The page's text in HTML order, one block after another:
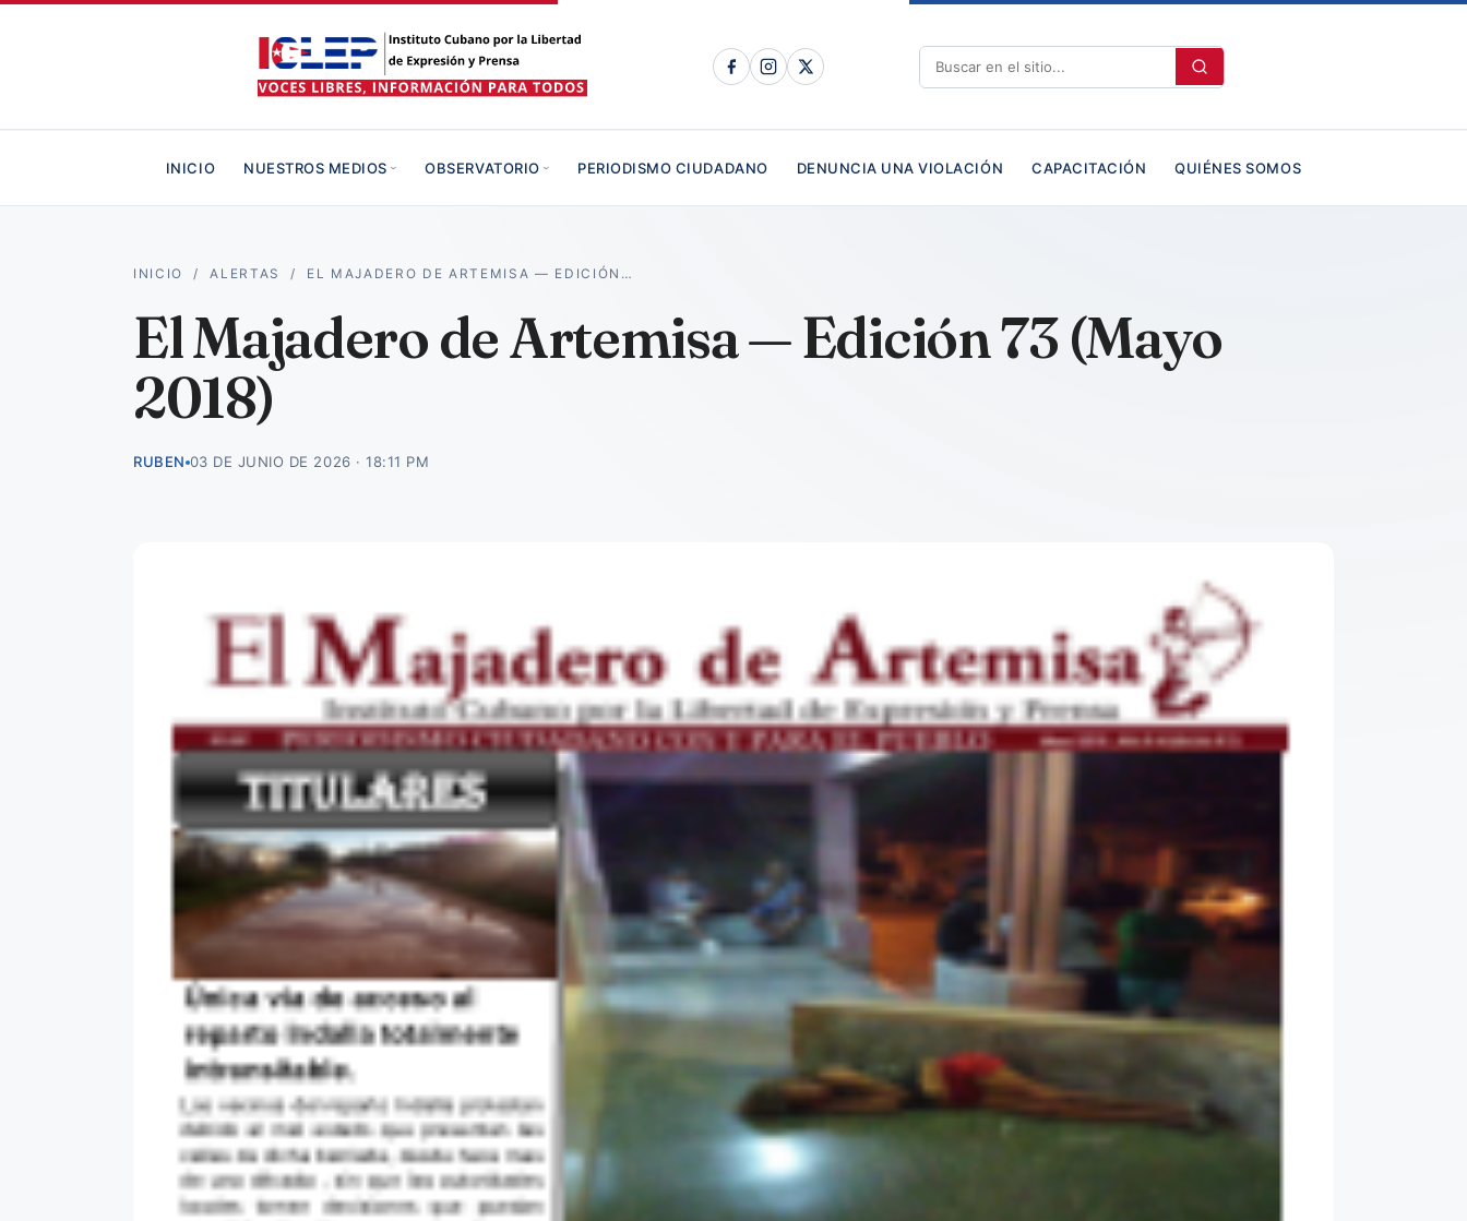
INICIO NUESTROS MEDIOS OBSERVATORIO PERIODISMO CIUDADANO DENUNCIA UNA VIOLACIÓN CAPACITACIÓN QUIÉNES SOMOS
INICIO /ALERTAS / EL MAJADERO DE ARTEMISA — EDICIÓN…
El Majadero de Artemisa — Edición 73 (Mayo
2018)
RUBEN 03 DE JUNIO DE 2026 · 18:11 PM